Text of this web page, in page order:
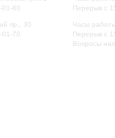
01-80
пр., 30
01-70
Перерыв с
Часы
Перерыв с
Вопросы